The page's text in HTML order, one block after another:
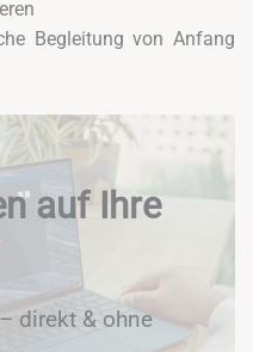
Begleitung von Anfang
auf Ihre
direkt & ohne